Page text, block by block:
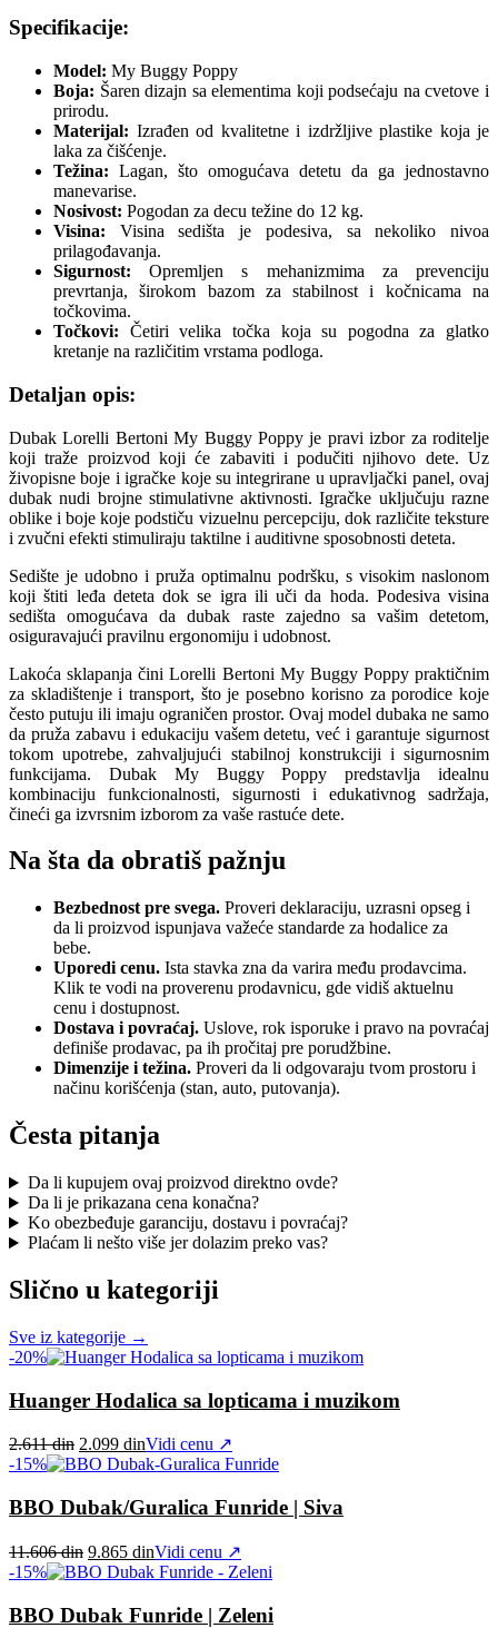
Specifikacije:
Model: My Buggy Poppy
Boja: Šaren dizajn sa elementima koji podsećaju na cvetove i
prirodu.
Materijal: Izrađen od kvalitetne i izdržljive plastike koja je
laka za čišćenje.
Težina: Lagan, što omogućava detetu da ga jednostavno
manevarise.
Nosivost: Pogodan za decu težine do 12 kg.
Visina: Visina sedišta je podesiva, sa nekoliko nivoa
prilagođavanja.
Sigurnost: Opremljen s mehanizmima za prevenciju
prevrtanja, širokom bazom za stabilnost i kočnicama na
točkovima.
Točkovi: Četiri velika točka koja su pogodna za glatko
kretanje na različitim vrstama podloga.
Detaljan opis:
Dubak Lorelli Bertoni My Buggy Poppy je pravi izbor za roditelje
koji traže proizvod koji će zabaviti i podučiti njihovo dete. Uz
živopisne boje i igračke koje su integrirane u upravljački panel, ovaj
dubak nudi brojne stimulativne aktivnosti. Igračke uključuju razne
oblike i boje koje podstiču vizuelnu percepciju, dok različite teksture
i zvučni efekti stimuliraju taktilne i auditivne sposobnosti deteta.
Sedište je udobno i pruža optimalnu podršku, s visokim naslonom
koji štiti leđa deteta dok se igra ili uči da hoda. Podesiva visina
sedišta omogućava da dubak raste zajedno sa vašim detetom,
osiguravajući pravilnu ergonomiju i udobnost.
Lakoća sklapanja čini Lorelli Bertoni My Buggy Poppy praktičnim
za skladištenje i transport, što je posebno korisno za porodice koje
često putuju ili imaju ograničen prostor. Ovaj model dubaka ne samo
da pruža zabavu i edukaciju vašem detetu, već i garantuje sigurnost
tokom upotrebe, zahvaljujući stabilnoj konstrukciji i sigurnosnim
funkcijama. Dubak My Buggy Poppy predstavlja idealnu
kombinaciju funkcionalnosti, sigurnosti i edukativnog sadržaja,
čineći ga izvrsnim izborom za vaše rastuće dete.
Na šta da obratiš pažnju
Bezbednost pre svega. Proveri deklaraciju, uzrasni opseg i
da li proizvod ispunjava važeće standarde za hodalice za
bebe.
Uporedi cenu. Ista stavka zna da varira među prodavcima.
Klik te vodi na proverenu prodavnicu, gde vidiš aktuelnu
cenu i dostupnost.
Dostava i povraćaj. Uslove, rok isporuke i pravo na povraćaj
definiše prodavac, pa ih pročitaj pre porudžbine.
Dimenzije i težina. Proveri da li odgovaraju tvom prostoru i
načinu korišćenja (stan, auto, putovanja).
Česta pitanja
Da li kupujem ovaj proizvod direktno ovde?
Da li je prikazana cena konačna?
Ko obezbeđuje garanciju, dostavu i povraćaj?
Plaćam li nešto više jer dolazim preko vas?
Slično u kategoriji
Sve iz kategorije →
-20%
Huanger Hodalica sa lopticama i muzikom
2.611din Original
price
2.611 din.
2.099 dinCurrent
price
2.099 din.
Vidi cenu ↗
-15%
BBO Dubak/Guralica Funride | Siva
11.606din Original
price
11.606 din.
9.865 dinCurrent
price
9.865 din.
Vidi cenu ↗
-15%
BBO Dubak Funride | Zeleni